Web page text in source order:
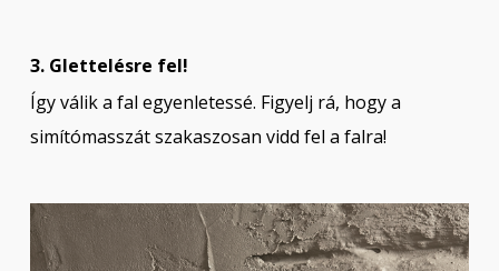
3. Glettelésre fel!
Így válik a fal egyenletessé. Figyelj rá, hogy a
simítómasszát szakaszosan vidd fel a falra!